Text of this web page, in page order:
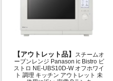
【アウトレット品】
スチームオ
ーブンレンジ Panason ic Bistro ビ
ストロ NE-UBS10D-W オフホワイ
ト 調理 キッチン アウトレット 未